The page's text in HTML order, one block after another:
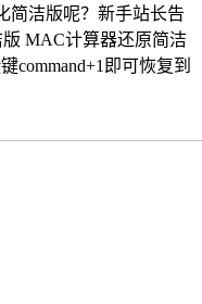
简洁版呢？新手站长告
MAC计算器还原简洁
command+1即可恢复到